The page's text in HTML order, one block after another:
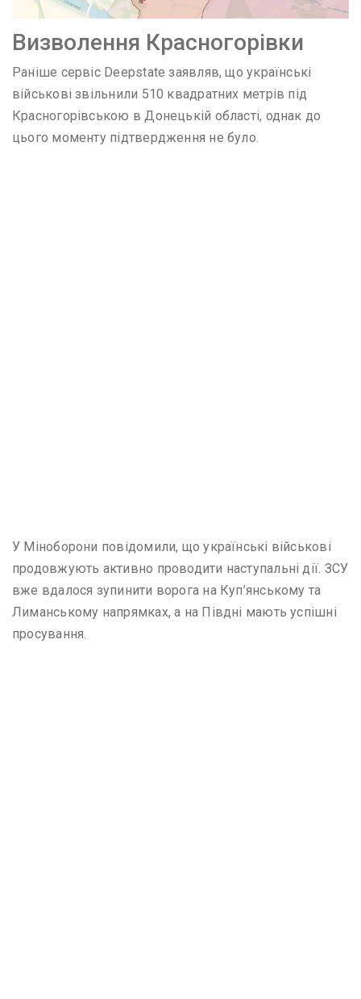
Визволення Красногорівки
Раніше сервіс Deepstate заявляв, що українські
військові звільнили 510 квадратних метрів під
Красногорівською в Донецькій області, однак до
цього моменту підтвердження не було.
У Міноборони повідомили, що українські військові
продовжують активно проводити наступальні дії. ЗСУ
вже вдалося зупинити ворога на Куп’янському та
Лиманському напрямках, а на Півдні мають успішні
просування.